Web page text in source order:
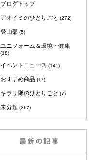
ブログトップ
アオイミのひとりごと (272)
登山部 (5)
ユニフォーム＆環境・健康
(18)
イベントニュース (141)
おすすめ商品 (17)
キラリ隊のひとりごと (7)
未分類 (262)